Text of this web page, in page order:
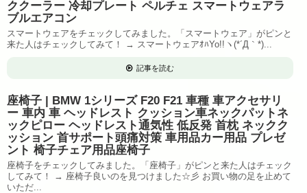
ククーラー 冷却プレート ペルチェ スマートウェアラ
ブルエアコン
スマートウェアをチェックしてみました。「スマートウェア」がピンと
来た人はチェックしてみて！ → スマートウェアｵﾊYo!!ヽ(*´Д｀*)...
記事を読む
座椅子 | BMW 1シリーズ F20 F21 車種 車アクセサリ
ー 車内 車 ヘッドレスト クッション車ネックパットネ
ックピロー ヘッドレスト通気性 低反発 首枕 ネックク
ッション 首サポート頭痛対策 車用品カー用品 プレゼ
ント 椅子チェア用品座椅子
座椅子をチェックしてみました。「座椅子」がピンと来た人はチェック
してみて！ → 座椅子良いのを見つけました☆彡 お買い物の足を止めて
いただ...